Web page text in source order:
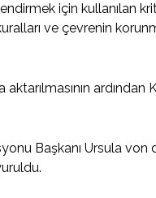
için kullanılan
ve çevrenin
ardından
Başkanı Ursula von